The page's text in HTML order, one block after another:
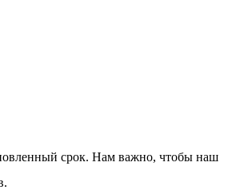
срок. Нам важно, чтобы наш